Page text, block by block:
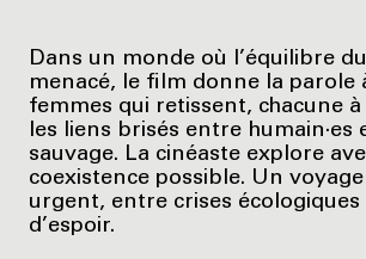
Dans un monde où l’équilibre
menacé, le film donne la parole
femmes qui retissent, chacune à
les liens brisés entre humain·es
sauvage. La cinéaste explore
coexistence possible. Un
urgent, entre crises écologiques
d’espoir.